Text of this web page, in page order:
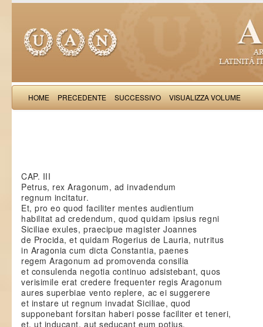
HOME PRECEDENTE SUCCESSIVO VISUALIZZA VOLUME
CAP. III
Petrus, rex Aragonum, ad invadendum
regnum incitatur.
Et, pro eo quod faciliter mentes audientium
habilitat ad credendum, quod quidam ipsius regni
Siciliae exules, praecipue magister Joannes
de Procida, et quidam Rogerius de Lauria, nutritus
in Aragonia cum dicta Constantia, paenes
regem Aragonum ad promovenda consilia
et consulenda negotia continuo adsistebant, quos
verisimile erat credere frequenter regis Aragonum
aures superbiae vento replere, ac ei suggerere
et instare ut regnum invadat Siciliae, quod
supponebant forsitan haberi posse faciliter et teneri,
et, ut inducant, aut seducant eum potius,